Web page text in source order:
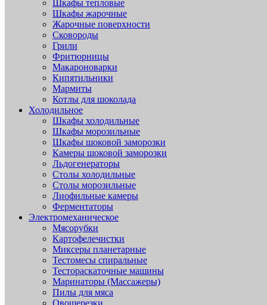
Шкафы тепловые
Шкафы жарочные
Жарочные поверхности
Сковороды
Грили
Фритюрницы
Макароноварки
Кипятильники
Мармиты
Котлы для шоколада
Холодильное
Шкафы холодильные
Шкафы морозильные
Шкафы шоковой заморозки
Камеры шоковой заморозки
Льдогенераторы
Столы холодильные
Столы морозильные
Лиофильные камеры
Ферментаторы
Электромеханическое
Мясорубки
Картофелечистки
Миксеры планетарные
Тестомесы спиральные
Тестораскаточные машины
Маринаторы (Массажеры)
Пилы для мяса
Овощерезки